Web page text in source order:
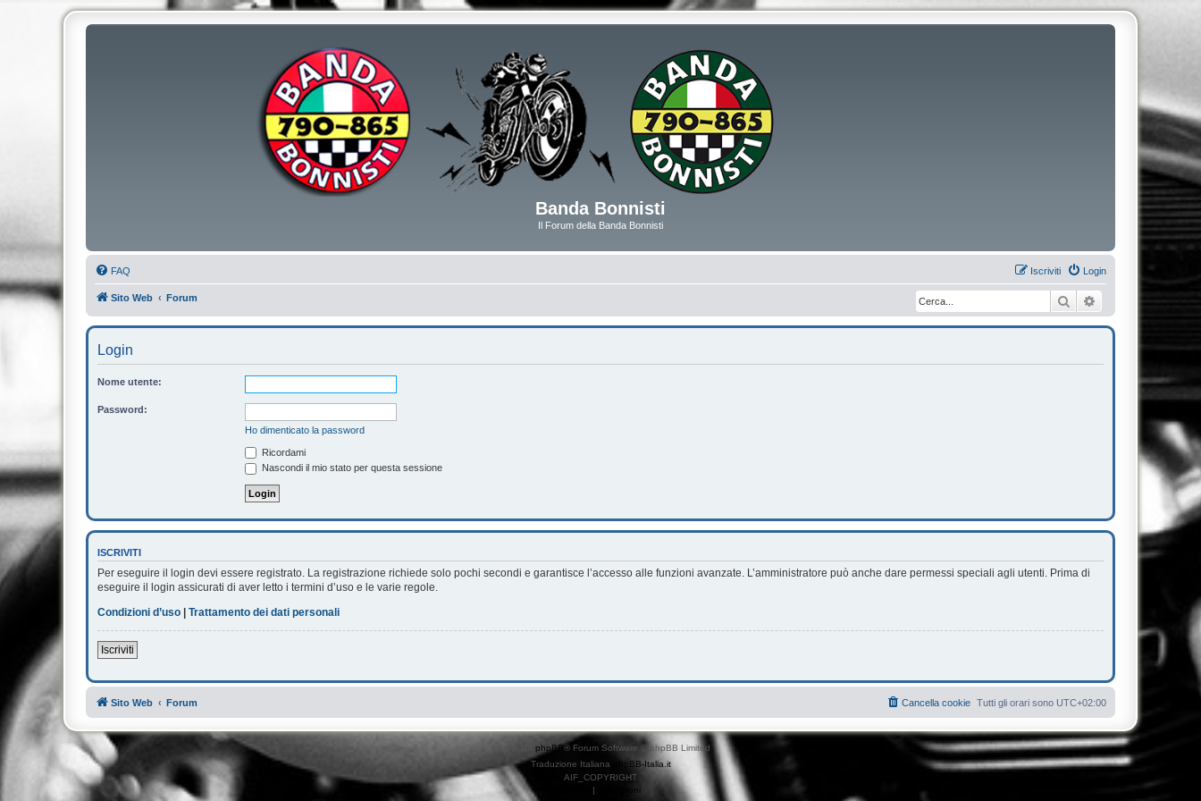
Banda Bonnisti
Il Forum della Banda Bonnisti
FAQ Login
Iscriviti
Sito Web Forum Cerca Ricerca avanzata
Login
Nome utente:
Password:
Ho dimenticato la password
Ricordami
Nascondi il mio stato per questa sessione
ISCRIVITI
Per eseguire il login devi essere registrato. La registrazione richiede solo pochi secondi e garantisce l’accesso alle funzioni avanzate. L’amministratore può anche dare permessi speciali agli utenti. Prima di
eseguire il login assicurati di aver letto i termini d’uso e le varie regole.
Condizioni d’uso
Trattamento dei dati personali
Iscriviti
Sito Web Forum Tutti gli orari sono UTC+02:00
Cancella cookie
phpBB® Forum Software © phpBB Limited
Traduzione Italiana
phpBB-Italia.it
AIF_COPYRIGHT
| Condizioni